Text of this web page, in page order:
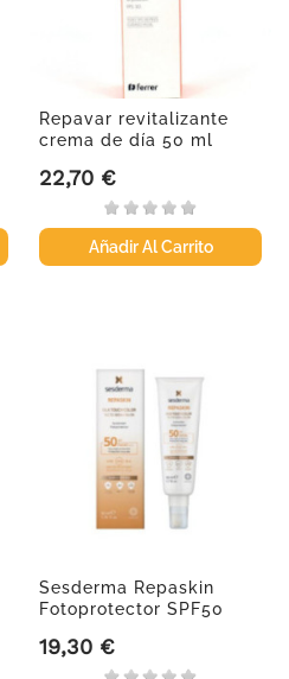
Repavar revitalizante
crema de día 50 ml
Precio
22,70 €
Añadir Al Carrito
Sesderma Repaskin
Fotoprotector SPF50
Precio
19,30 €